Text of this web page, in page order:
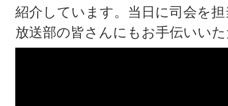
紹介しています。当日に司会を
放送部の皆さんにもお手伝いい